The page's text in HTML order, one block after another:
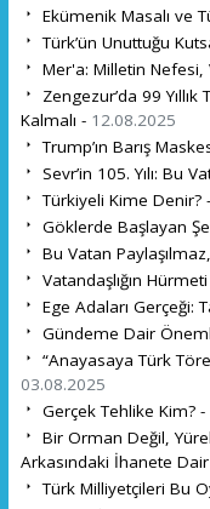
Ekümenik Masalı ve
Türk’ün Unuttuğu
Mer'a: Milletin Nefesi,
Zengezur’da 99 Yıllık
Kalmalı - 12.08.2025
Trump’ın Barış
Sevr’in 105. Yılı: Bu
Türkiyeli Kime Denir? -
Göklerde Başlayan
Bu Vatan
Vatandaşlığın
Ege Adaları Gerçeği:
Gündeme Dair
“Anayasaya Türk
03.08.2025
Gerçek Tehlike Kim? -
Bir Orman Değil,
Arkasındaki İhanete
Türk Milliyetçileri Bu